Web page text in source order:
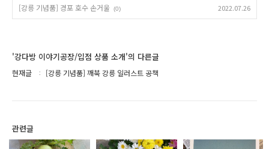
[강릉 기념품] 경포 호수 손거울 (0) 2022.07.26
'강다방 이야기공장/입점 상품 소개'의 다른글
현재글 [강릉 기념품] 깨북 강릉 일러스트 공책
관련글